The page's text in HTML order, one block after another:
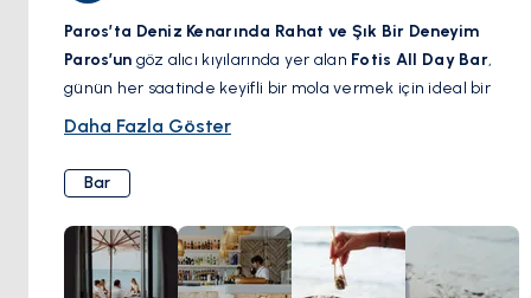
Paros’ta Deniz Kenarında Rahat ve Şık Bir Deneyim
Paros’un göz alıcı kıyılarında yer alan Fotis All Day Bar,
günün her saatinde keyifli bir mola vermek için ideal bir
adres. Rahat ama şık atmosferi, ferahlatıcı imza
noktası misafirlerini güneşin tadını çıkarmaya, huzurlu bir
brunch yapmaya veya akşam esintisiyle el yapımı bir içkinin
keyfini sürmeye davet ediyor. İster sakin bir öğleden sonra,
ister enerjik bir gece geçirmek isteyin,
Fotis All Day Bar
adada unutulmaz bir deneyim sunuyor.
Daha Fazla Göster
Bar